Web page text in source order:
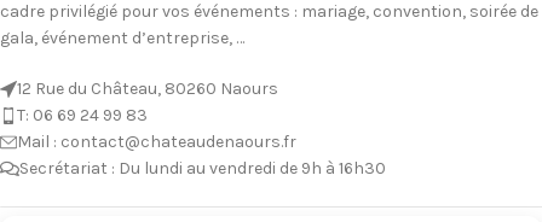
cadre privilégié pour vos événements : mariage, convention, soirée de
gala, événement d’entreprise, …
12 Rue du Château, 80260 Naours
T: 06 69 24 99 83
Mail : contact@chateaudenaours.fr
Secrétariat : Du lundi au vendredi de 9h à 16h30